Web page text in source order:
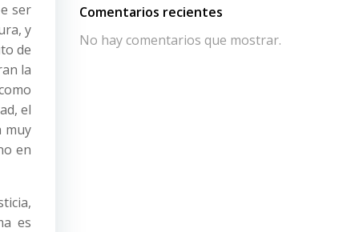
ser
y
de
la
el
muy
en
es
Comentarios recientes
No hay comentarios que mostrar.